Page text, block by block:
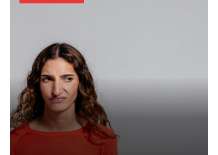
Εγγραφείτε τώρα!
Daily Food